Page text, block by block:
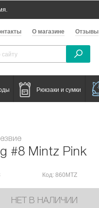
О магазине Отзывы
Рюкзаки и сумки
#8 Mintz Pink
Код: 860MTZ
НЕТ В НАЛИЧИИ